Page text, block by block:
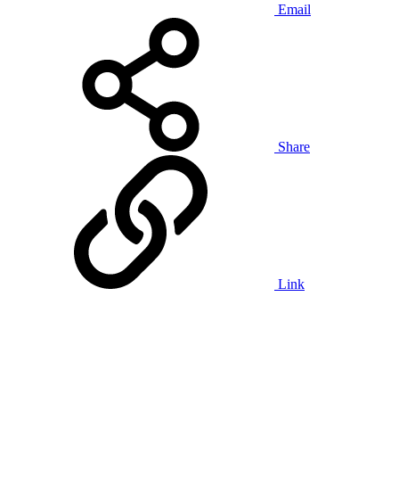
Email
Share
Link